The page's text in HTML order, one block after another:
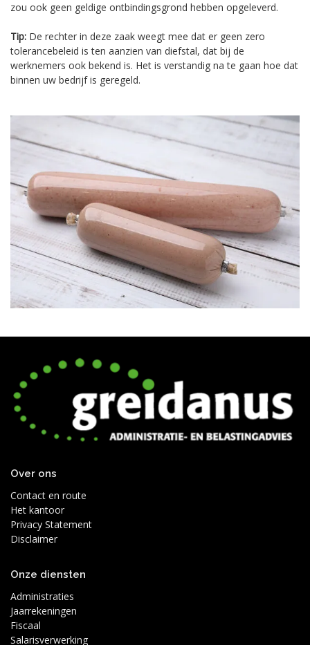
zou ook geen geldige ontbindingsgrond hebben opgeleverd.
Tip: De rechter in deze zaak weegt mee dat er geen zero
tolerancebeleid is ten aanzien van diefstal, dat bij de
werknemers ook bekend is. Het is verstandig na te gaan hoe dat
binnen uw bedrijf is geregeld.
Over ons
Contact en route
Het kantoor
Privacy Statement
Disclaimer
Onze diensten
Administraties
Jaarrekeningen
Fiscaal
Salarisverwerking